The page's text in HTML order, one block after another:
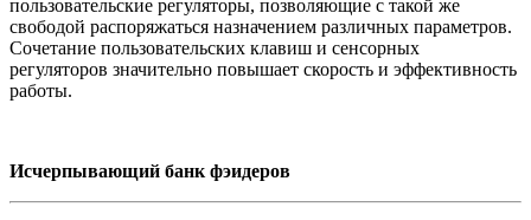
пользовательские регуляторы, позволяющие с такой же
свободой распоряжаться назначением различных параметров.
Сочетание пользовательских клавиш и сенсорных
регуляторов значительно повышает скорость и эффективность
работы.
Исчерпывающий банк фэидеров